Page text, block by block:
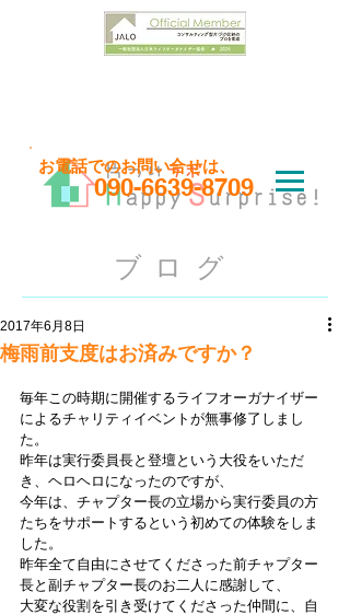
090-6639-8709
​お電話でのお問い合せは、
ブログ
梅雨前支度はお済みですか？
2017年6月8日
毎年この時期に開催するライフオーガナイザー
によるチャリティイベントが無事修了しまし
た。
昨年は実行委員長と登壇という大役をいただ
き、ヘロヘロになったのですが、
今年は、チャプター長の立場から実行委員の方
たちをサポートするという初めての体験をしま
した。
昨年全て自由にさせてくださった前チャプター
長と副チャプター長のお二人に感謝して、
大変な役割を引き受けてくださった仲間に、自